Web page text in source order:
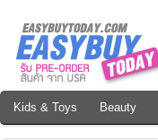
Kids & Toys Beauty